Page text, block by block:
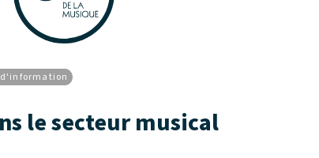
d'information
le secteur musical